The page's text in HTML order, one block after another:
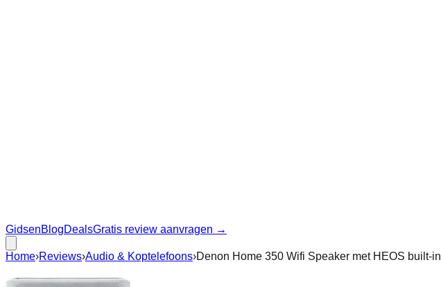
GidsenBlogDealsGratis review aanvragen →
Home›Reviews›Audio & Koptelefoons›Denon Home 350 Wifi Speaker met HEOS built-in